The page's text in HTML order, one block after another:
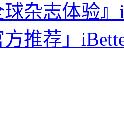
球杂志体验
方推荐」